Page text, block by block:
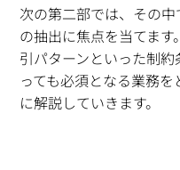
次の第二部では、その
の抽出に焦点を当てま
引パターンといった制
っても必須となる業務
に解説していきます。